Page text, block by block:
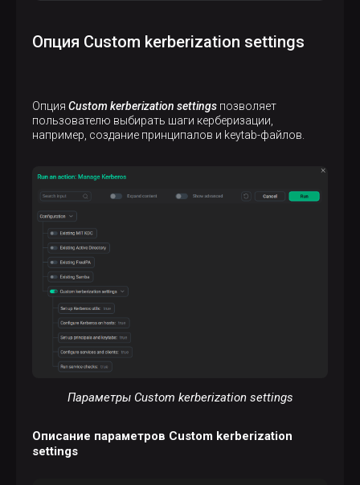
Опция Custom kerberization settings
Опция Custom kerberization settings позволяет
пользователю выбирать шаги керберизации,
например, создание принципалов и keytab-файлов.
Параметры Custom kerberization settings
Описание параметров Custom kerberization
settings